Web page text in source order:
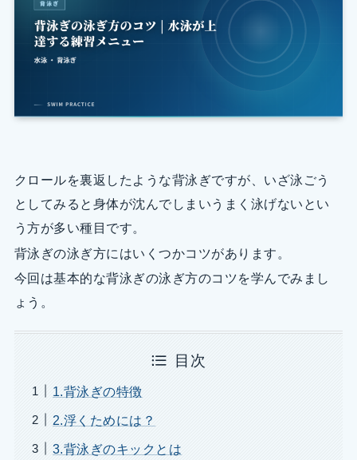
クロールを裏返したような背泳ぎですが、いざ泳ごう
としてみると身体が沈んでしまいうまく泳げないとい
う方が多い種目です。
背泳ぎの泳ぎ方にはいくつかコツがあります。
今回は基本的な背泳ぎの泳ぎ方のコツを学んでみまし
ょう。
目次
1.背泳ぎの特徴
2.浮くためには？
3.背泳ぎのキックとは